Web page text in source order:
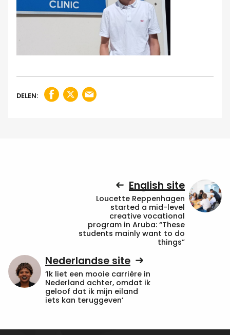
DELEN:
English site
Loucette Reppenhagen
started a mid-level
creative vocational
program in Aruba: “These
students mainly want to do
things”
Nederlandse site
‘Ik liet een mooie carrière in
Nederland achter, omdat ik
geloof dat ik mijn eiland
iets kan teruggeven’